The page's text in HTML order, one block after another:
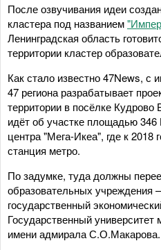
После озвучивания идеи
кластера под названием
Ленинградская область
территории кластер
Как стало известно 47News, с
47 региона разрабатывает
территории в посёлке Кудрово
идёт об участке площадью 346
центра "Мега-Икеа", где к 2018
станция метро.
По задумке, туда должны
образовательных учреждения
государственный
Государственный университет
имени адмирала С.О.Макарова.